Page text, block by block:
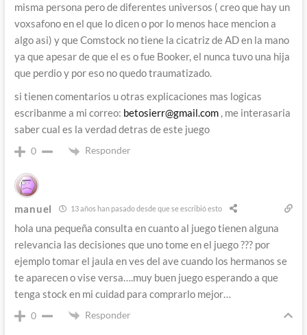
misma persona pero de diferentes universos ( creo que hay un
voxsafono en el que lo dicen o por lo menos hace mencion a
algo asi) y que Comstock no tiene la cicatriz de AD en la mano
ya que apesar de que el es o fue Booker, el nunca tuvo una hija
que perdio y por eso no quedo traumatizado.
si tienen comentarios u otras explicaciones mas logicas
escribanme a mi correo: betosierr@gmail.com, me interasaria
saber cual es la verdad detras de este juego
0 Responder
manuel 13 años han pasado desde que se escribió esto
hola una pequeña consulta en cuanto al juego tienen alguna
relevancia las decisiones que uno tome en el juego ??? por
ejemplo tomar el jaula en ves del ave cuando los hermanos se
te aparecen o vise versa….muy buen juego esperando a que
tenga stock en mi cuidad para comprarlo mejor…
0 Responder